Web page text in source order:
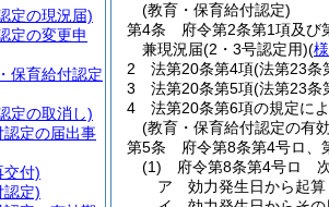
(教育・保育給付認定)
第4条
府令第2条第1項及び
兼現況届(2・3号認定用)(
2
法第20条第4項(法第23条
3
法第20条第5項(法第23条
4
法第20条第6項の規定に
(教育・保育給付認定の有
第5条
府令第8条第4号ロ、
(1)
府令第8条第4号ロ
ア
効力発生日から起
定の現況届)
定の変更申
保育給付認定
定の取消し)
定の届出事
交付)
認定)